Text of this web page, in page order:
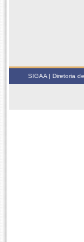
SIGAA | Diretoria